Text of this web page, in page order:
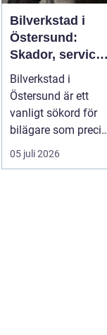
Bilverkstad i
Östersund:
Skador, service
och smarta val
för din bil
Bilverkstad i
Östersund är ett
vanligt sökord för
bilägare som precis
f&ari...
05 juli 2026